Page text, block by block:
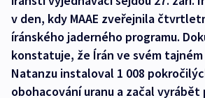
v den, kdy MAAE zveřejnila
íránského jaderného programu.
konstatuje, že Írán ve svém
Natanzu instaloval 1 008
obohacování uranu a začal vyrábět